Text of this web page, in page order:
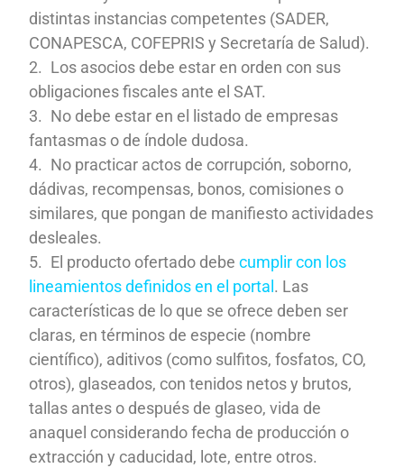
distintas instancias competentes (SADER,
CONAPESCA, COFEPRIS y Secretaría de Salud).
Los asocios debe estar en orden con sus
obligaciones fiscales ante el SAT.
No debe estar en el listado de empresas
fantasmas o de índole dudosa.
No practicar actos de corrupción, soborno,
dádivas, recompensas, bonos, comisiones o
similares, que pongan de manifiesto actividades
desleales.
El producto ofertado debecumplir con los
lineamientos definidos en el portal . Las
características de lo que se ofrece deben ser
claras, en términos de especie (nombre
científico), aditivos (como sulfitos, fosfatos, CO,
otros), glaseados, con tenidos netos y brutos,
tallas antes o después de glaseo, vida de
anaquel considerando fecha de producción o
extracción y caducidad, lote, entre otros.